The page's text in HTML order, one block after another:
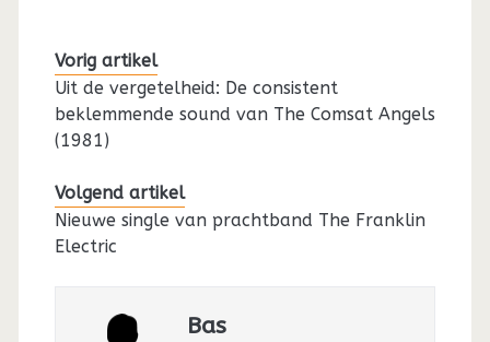
Vorig artikel
Uit de vergetelheid: De consistent
beklemmende sound van The Comsat Angels
(1981)
Volgend artikel
Nieuwe single van prachtband The Franklin
Electric
Bas